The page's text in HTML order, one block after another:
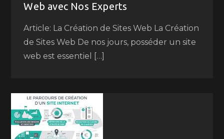
Web avec Nos Experts
Article: La Création de Sites Web La Création
de Sites Web De nos jours, posséder un site
web est essentiel […]